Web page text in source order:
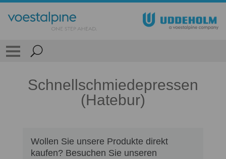
Schnellschmiedepressen
(Hatebur)
Wollen Sie unsere Produkte direkt
kaufen? Besuchen Sie unseren